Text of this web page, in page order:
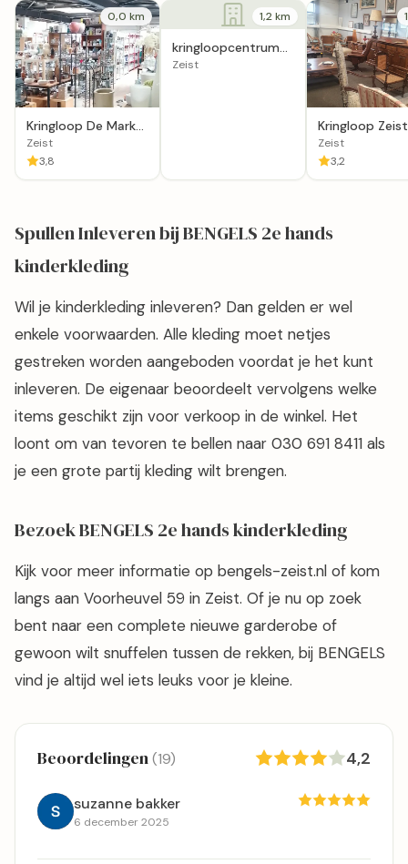
0,0 km
Kringloop De Markt
Zeist
Zeist
3,8
1,2 km
kringloopcentrum
verzamelwens
Zeist
Kringloop Zeist
Zeist
3,2
Spullen Inleveren bij BENGELS 2e hands
kinderkleding
Wil je kinderkleding inleveren? Dan gelden er wel
enkele voorwaarden. Alle kleding moet netjes
gestreken worden aangeboden voordat je het kunt
inleveren. De eigenaar beoordeelt vervolgens welke
items geschikt zijn voor verkoop in de winkel. Het
loont om van tevoren te bellen naar 030 691 8411 als
je een grote partij kleding wilt brengen.
Bezoek BENGELS 2e hands kinderkleding
Kijk voor meer informatie op bengels-zeist.nl of kom
langs aan Voorheuvel 59 in Zeist. Of je nu op zoek
bent naar een complete nieuwe garderobe of
gewoon wilt snuffelen tussen de rekken, bij BENGELS
vind je altijd wel iets leuks voor je kleine.
Beoordelingen(19) 4,2
suzanne bakker
6 december 2025